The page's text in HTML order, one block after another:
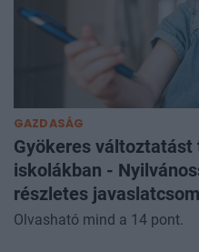
GAZDASÁG
Gyökeres
iskolákban -
részletes
Olvasható mind a 14 pont.